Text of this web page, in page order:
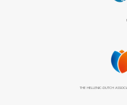
THE HELLENIC-DUTCH